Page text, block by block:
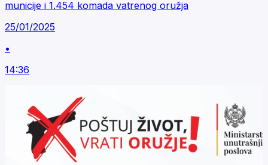
municije i 1.454 komada vatrenog oružja
25/01/2025
•
14:36